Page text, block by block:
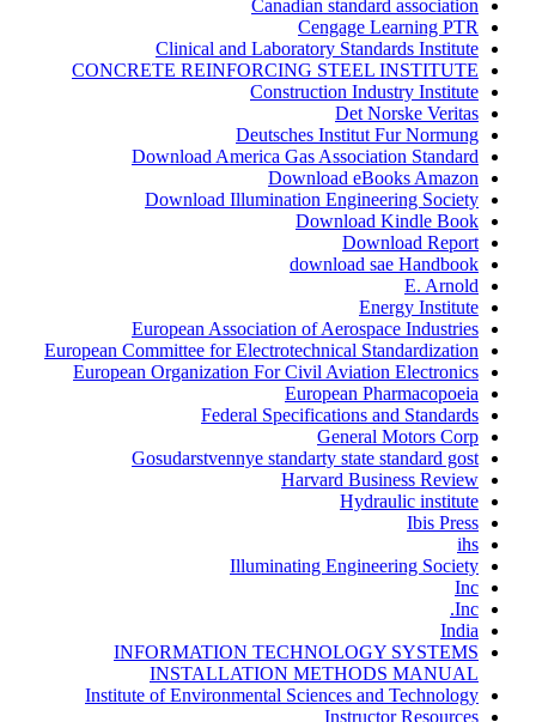
Canadian standard association
Cengage Learning PTR
Clinical and Laboratory Standards Institute
CONCRETE REINFORCING STEEL INSTITUTE
Construction Industry Institute
Det Norske Veritas
Deutsches Institut Fur Normung
Download America Gas Association Standard
Download eBooks Amazon
Download Illumination Engineering Society
Download Kindle Book
Download Report
download sae Handbook
E. Arnold
Energy Institute
European Association of Aerospace Industries
European Committee for Electrotechnical Standardization
European Organization For Civil Aviation Electronics
European Pharmacopoeia
Federal Specifications and Standards
General Motors Corp
Gosudarstvennye standarty state standard gost
Harvard Business Review
Hydraulic institute
Ibis Press
ihs
Illuminating Engineering Society
Inc
Inc.
India
INFORMATION TECHNOLOGY SYSTEMS
INSTALLATION METHODS MANUAL
Institute of Environmental Sciences and Technology
Instructor Resources